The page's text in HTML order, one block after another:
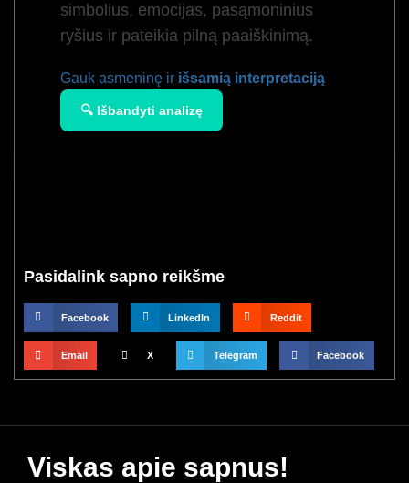
simbolius, emocijas, pasąmoninius
ryšius ir pateikia pilną paaiškinimą.
Gauk asmeninę ir išsamią interpretaciją
🔍 Išbandyti analizę
Pasidalink sapno reikšme
Facebook LinkedIn Reddit
Email X Telegram Facebook
Viskas apie sapnus!